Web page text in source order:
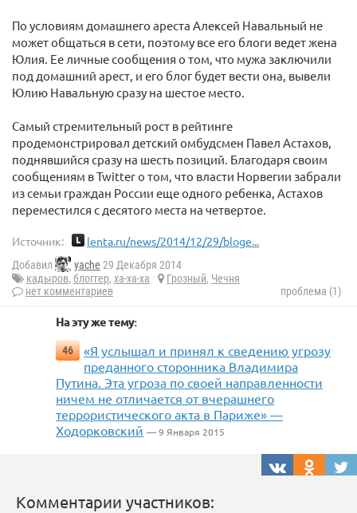
По условиям домашнего ареста Алексей Навальный не
может общаться в сети, поэтому все его блоги ведет жена
Юлия. Ее личные сообщения о том, что мужа заключили
под домашний арест, и его блог будет вести она, вывели
Юлию Навальную сразу на шестое место.
Самый стремительный рост в рейтинге
продемонстрировал детский омбудсмен Павел Астахов,
поднявшийся сразу на шесть позиций. Благодаря своим
сообщениям в Twitter о том, что власти Норвегии забрали
из семьи граждан России еще одного ребенка, Астахов
переместился с десятого места на четвертое.
Источник: lenta.ru/news/2014/12/29/bloge...
Добавил yache 29 Декабря 2014
кадыров, блоггер, ха-ха-ха Грозный, Чечня
нет комментариев
проблема (1)
На эту же тему:
46
«Я услышал и принял к сведению угрозу
преданного сторонника Владимира
Путина. Эта угроза по своей направленности
ничем не отличается от вчерашнего
террористического акта в Париже» —
Ходорковский — 9 Января 2015
Комментарии участников: